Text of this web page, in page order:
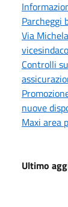
Parcheggi
Via
vicesindaco
Controlli
nuove
Maxi area
Ultimo